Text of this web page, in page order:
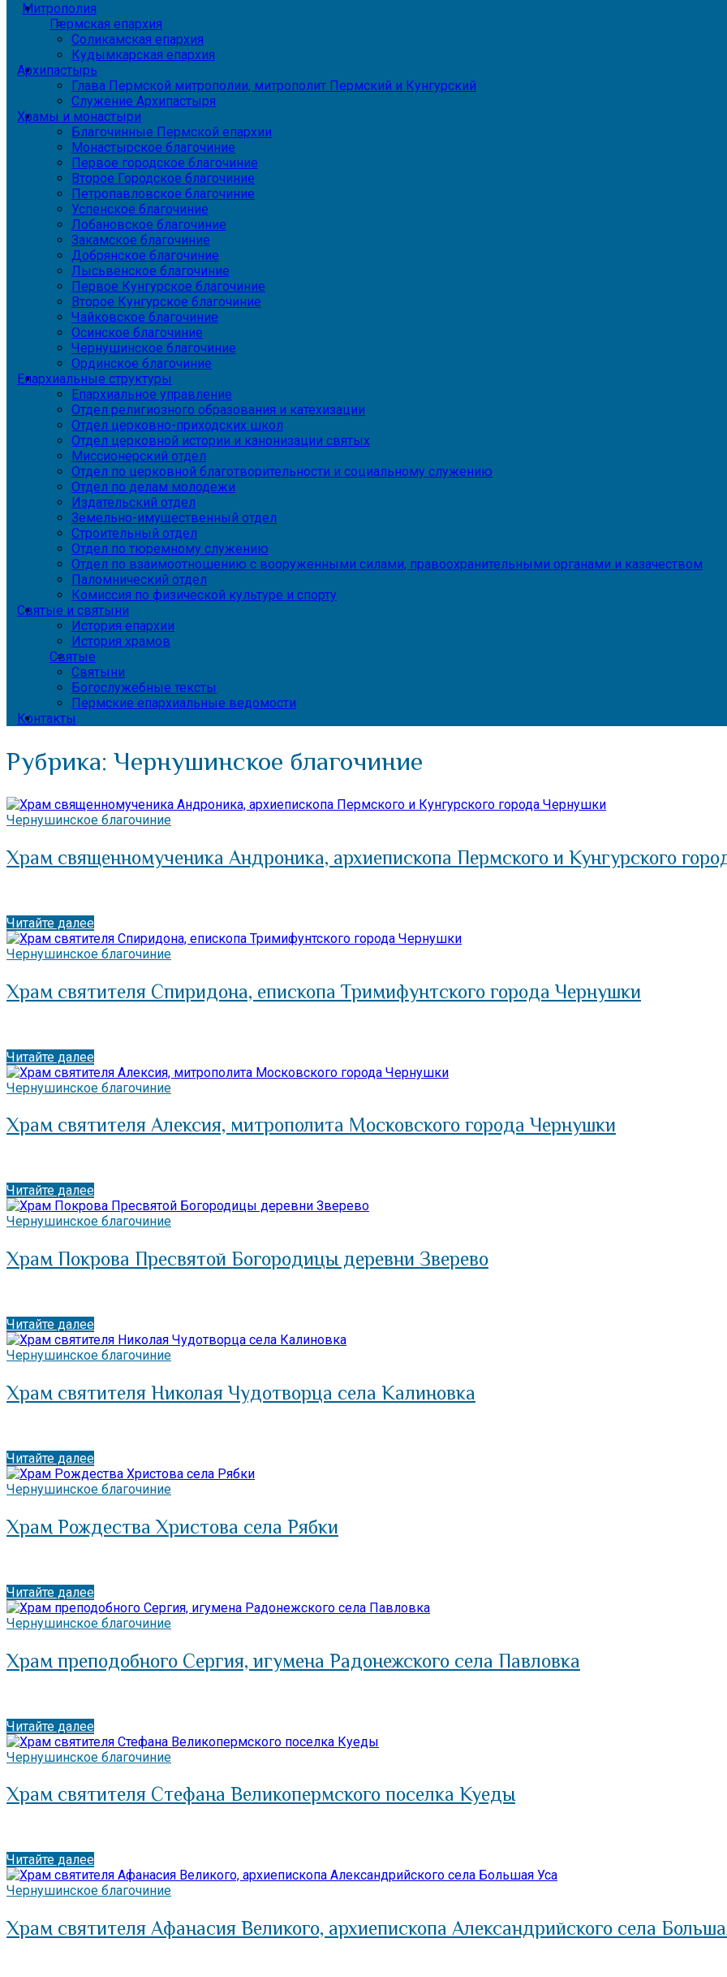
Митрополия
Пермская епархия
Соликамская епархия
Кудымкарская епархия
Архипастырь
Глава Пермской митрополии, митрополит Пермский и Кунгурский
Служение Архипастыря
Храмы и монастыри
Благочинные Пермской епархии
Монастырское благочиние
Первое городское благочиние
Второе Городское благочиние
Петропавловское благочиние
Успенское благочиние
Лобановское благочиние
Закамское благочиние
Добрянское благочиние
Лысьвенское благочиние
Первое Кунгурское благочиние
Второе Кунгурское благочиние
Чайковское благочиние
Осинское благочиние
Чернушинское благочиние
Ординское благочиние
Епархиальные структуры
Епархиальное управление
Отдел религиозного образования и катехизации
Отдел церковно-приходских школ
Отдел церковной истории и канонизации святых
Миссионерский отдел
Отдел по церковной благотворительности и социальному служению
Отдел по делам молодежи
Издательский отдел
Земельно-имущественный отдел
Строительный отдел
Отдел по тюремному служению
Отдел по взаимоотношению с вооруженными силами, правоохранительными органами и казачеством
Паломнический отдел
Комиссия по физической культуре и спорту
Святые и святыни
История епархии
История храмов
Святые
Святыни
Богослужебные тексты
Пермские епархиальные ведомости
Контакты
Рубрика: Чернушинское благочиние
Чернушинское благочиние
Храм священномученика Андроника, архиепископа Пермского и Кунгурского
Читайте далее
Чернушинское благочиние
Храм святителя Спиридона, епископа Тримифунтского города Чернушки
Читайте далее
Чернушинское благочиние
Храм святителя Алексия, митрополита Московского города Чернушки
Читайте далее
Чернушинское благочиние
Храм Покрова Пресвятой Богородицы деревни Зверево
Читайте далее
Чернушинское благочиние
Храм святителя Николая Чудотворца села Калиновка
Читайте далее
Чернушинское благочиние
Храм Рождества Христова села Рябки
Читайте далее
Чернушинское благочиние
Храм преподобного Сергия, игумена Радонежского села Павловка
Читайте далее
Чернушинское благочиние
Храм святителя Стефана Великопермского поселка Куеды
Читайте далее
Чернушинское благочиние
Храм святителя Афанасия Великого, архиепископа Александрийского села